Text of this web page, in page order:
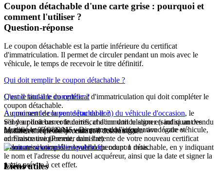
Coupon détachable d'une carte grise : pourquoi et
comment l'utiliser ?
Question-réponse
Le coupon détachable est la partie inférieure du certificat
d'immatriculation. Il permet de circuler pendant un mois avec le
véhicule, le temps de recevoir le titre définitif.
Qui doit remplir le coupon détachable ?
C'est le titulaire du certificat d'immatriculation qui doit compléter le
coupon détachable.
S'il y a plusieurs cotitulaires, chacun doit le signer (sauf si un des
titulaires a reçu une procuration des autres).
Quand faut-il le compléter ?
Au moment de lavente (ou du don) du véhicule d'occasion, le
vendeur doit barrer le certificat d'immatriculation en indiquantvendu
le,date et heure de la venteet il doit le signer.
Il doit aussi compléter le verso du coupon détachable, en y indiquant
le nom et l'adresse du nouvel acquéreur, ainsi que la date et signer la
partie prévue à cet effet.
À quoi sert le coupon détachable ?
Le coupon détachable vous permet de circuler avec votre véhicule,
en France uniquement, dans l'attente de votre nouveau certificat
d'immatriculation. Il est valable pendant 1 mois.
À savoir
Modifié le 03/08/2015 - Direction de l'information légale et
administrative (Premier ministre)
Liens utiles